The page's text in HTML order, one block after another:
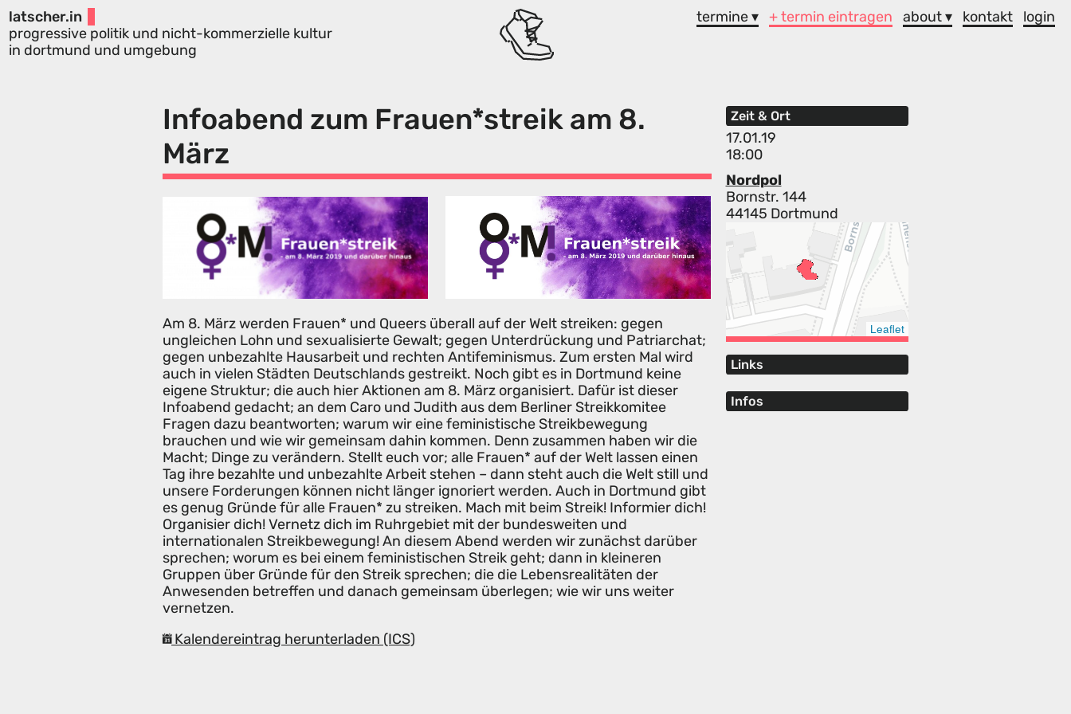
latscher.in
progressive politik und nicht-kommerzielle kultur
in dortmund und umgebung
termine ▾ + termin eintragen about ▾ kontakt login
Infoabend zum Frauen*streik am 8.
März
Zeit & Ort
17.01.19
18:00
Nordpol
Bornstr. 144
44145 Dortmund
Leaflet
Links
Infos
Am 8. März werden Frauen* und Queers überall auf der Welt streiken: gegen
ungleichen Lohn und sexualisierte Gewalt; gegen Unterdrückung und Patriarchat;
gegen unbezahlte Hausarbeit und rechten Antifeminismus. Zum ersten Mal wird
auch in vielen Städten Deutschlands gestreikt. Noch gibt es in Dortmund keine
eigene Struktur; die auch hier Aktionen am 8. März organisiert. Dafür ist dieser
Infoabend gedacht; an dem Caro und Judith aus dem Berliner Streikkomitee
Fragen dazu beantworten; warum wir eine feministische Streikbewegung
brauchen und wie wir gemeinsam dahin kommen. Denn zusammen haben wir die
Macht; Dinge zu verändern. Stellt euch vor; alle Frauen* auf der Welt lassen einen
Tag ihre bezahlte und unbezahlte Arbeit stehen – dann steht auch die Welt still und
unsere Forderungen können nicht länger ignoriert werden. Auch in Dortmund gibt
es genug Gründe für alle Frauen* zu streiken. Mach mit beim Streik! Informier dich!
Organisier dich! Vernetz dich im Ruhrgebiet mit der bundesweiten und
internationalen Streikbewegung! An diesem Abend werden wir zunächst darüber
sprechen; worum es bei einem feministischen Streik geht; dann in kleineren
Gruppen über Gründe für den Streik sprechen; die die Lebensrealitäten der
Anwesenden betreffen und danach gemeinsam überlegen; wie wir uns weiter
vernetzen.
Kalendereintrag herunterladen (ICS)